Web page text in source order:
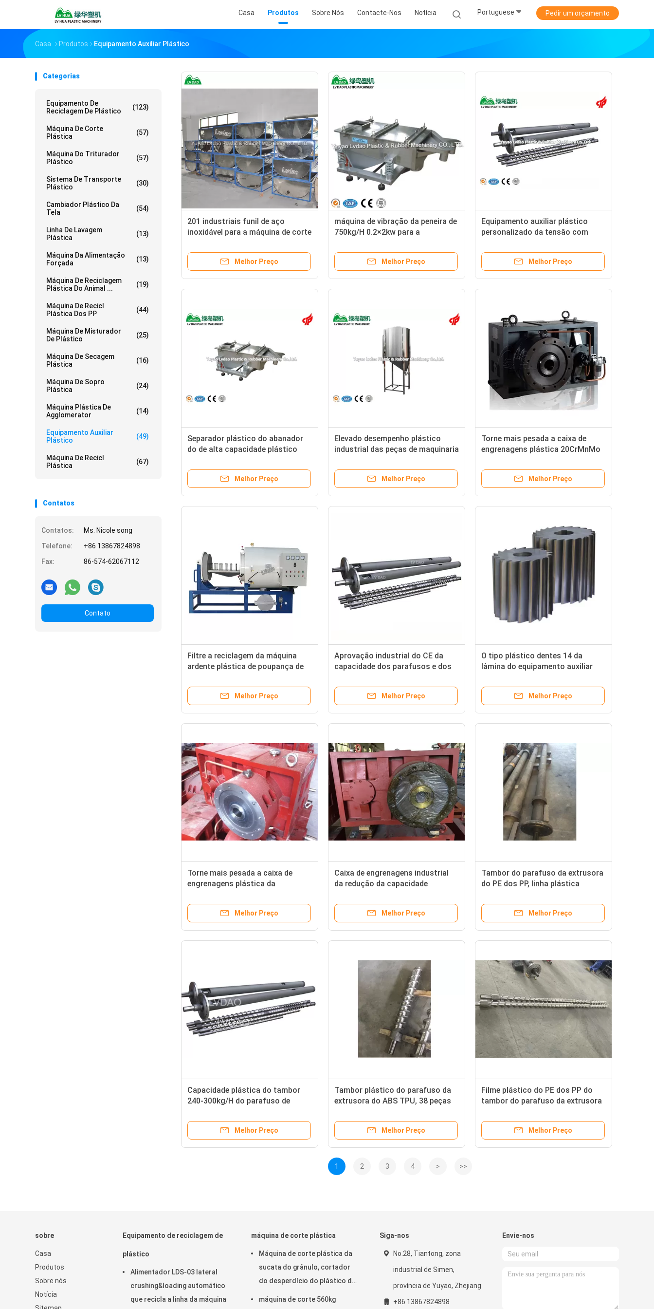
Casa Produtos Sobre Nós Contacte-Nos Notícia Portuguese Pedir um orçamento
Casa Produtos Equipamento Auxiliar Plástico
Categorias
Equipamento De
Reciclagem De Plástico
(123)
Máquina De Corte
Plástica
(57)
Máquina Do Triturador
Plástico
(57)
Sistema De Transporte
Plástico
(30)
Cambiador Plástico Da
Tela
(54)
Linha De Lavagem
Plástica
(13)
Máquina Da Alimentação
Forçada
(13)
Máquina De Reciclagem
Plástica Do Animal ...
(19)
Máquina De Recicl
Plástica Dos PP
(44)
Máquina De Misturador
De Plástico
(25)
Máquina De Secagem
Plástica
(16)
Máquina De Sopro
Plástica
(24)
Máquina Plástica De
Agglomerator
(14)
Equipamento Auxiliar
Plástico
(49)
Máquina De Recicl
Plástica
(67)
Contatos
Contatos:
Ms. Nicole song
Telefone:
+86 13867824898
Fax:
86-574-62067112
Contato
201 industriais funil de aço
inoxidável para a máquina de corte
Melhor Preço
máquina de vibração da peneira de
750kg/H 0.2×2kw para a
Melhor Preço
Equipamento auxiliar plástico
personalizado da tensão com
Melhor Preço
Separador plástico do abanador
do de alta capacidade plástico
para o grânulo
Melhor Preço
Elevado desempenho plástico
industrial das peças de maquinaria
armazenamento
Melhor Preço
Torne mais pesada a caixa de
engrenagens plástica 20CrMnMo
PA dos PP do equipamento 250kg
Melhor Preço
Filtre a reciclagem da máquina
ardente plástica de poupança de
derretimento da eficiência elevada
Melhor Preço
Aprovação industrial do CE da
capacidade dos parafusos e dos
extrusora
Melhor Preço
O tipo plástico dentes 14 da
lâmina do equipamento auxiliar
110kg/H
Melhor Preço
Torne mais pesada a caixa de
engrenagens plástica da
dos PP do equipamento 250kg
Melhor Preço
Caixa de engrenagens industrial
da redução da capacidade
redutor de velocidade 55kw
Melhor Preço
Tambor do parafuso da extrusora
do PE dos PP, linha plástica
extrusora e tambores
Melhor Preço
Capacidade plástica do tambor
240-300kg/H do parafuso de
EVA industrial
Melhor Preço
Tambor plástico do parafuso da
extrusora do ABS TPU, 38 peças
240-300KG/H
Melhor Preço
Filme plástico do PE dos PP do
tambor do parafuso da extrusora
feita sob encomenda único
Melhor Preço
1 2 3 4 > >>
sobre
Casa
Produtos
Sobre nós
Notícia
Equipamento de reciclagem de
plástico
Alimentador LDS-03 lateral
crushing&loading automático
que recicla a linha da máquina
máquina de corte plástica
Máquina de corte plástica da
sucata do grânulo, cortador
do desperdício do plástico da
máquina de corte 560kg
Siga-nos
No.28, Tiantong, zona
industrial de Simen,
província de Yuyao, Zhejiang
+86 13867824898
Envie-nos